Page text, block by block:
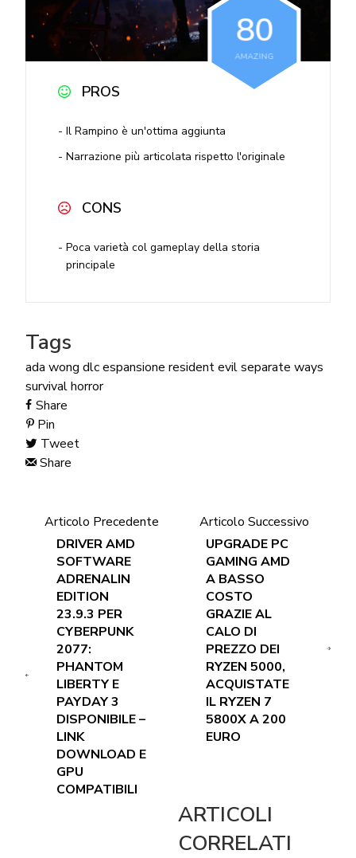
80
AMAZING
PROS
Il Rampino è un'ottima aggiunta
Narrazione più articolata rispetto l'originale
CONS
Poca varietà col gameplay della storia
principale
Tags
ada wong dlcespansione resident evilseparate ways
survival horror
Share
Pin
Tweet
Share
Articolo Precedente
DRIVER AMD
SOFTWARE
ADRENALIN
EDITION
23.9.3 PER
CYBERPUNK
2077:
PHANTOM
LIBERTY E
PAYDAY 3
DISPONIBILE –
LINK
DOWNLOAD E
GPU
COMPATIBILI
Articolo Successivo
UPGRADE PC
GAMING AMD
A BASSO
COSTO
GRAZIE AL
CALO DI
PREZZO DEI
RYZEN 5000,
ACQUISTATE
IL RYZEN 7
5800X A 200
EURO
ARTICOLI
CORRELATI